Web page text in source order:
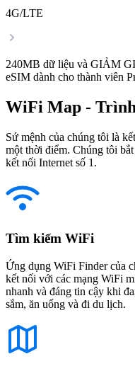
4G/LTE
240MB dữ liệu và GIẢM
eSIM dành cho thành viên
WiFi Map -
Sứ mệnh của chúng tôi là
một thời điểm. Chúng tôi
kết nối Internet số 1.
Tìm kiếm WiFi
Ứng dụng WiFi Finder của
kết nối với các mạng WiFi
nhanh và đáng tin cậy khi
sắm, ăn uống và đi du lịch.